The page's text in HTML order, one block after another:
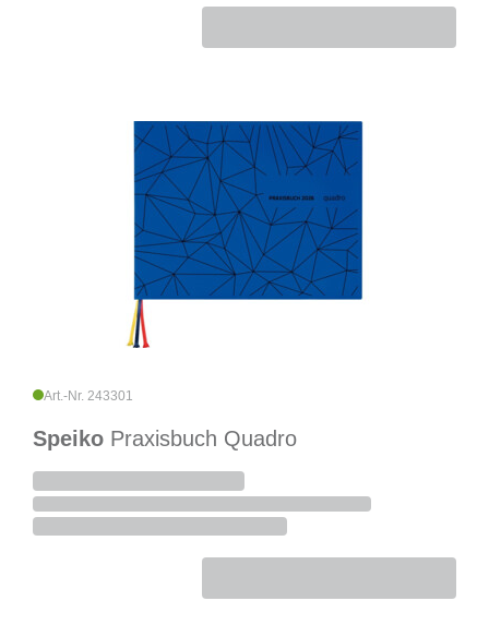
Art.-Nr. 243301
Speiko Praxisbuch Quadro